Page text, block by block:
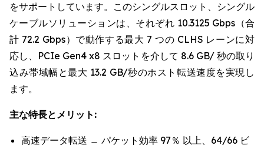
をサポートしています。このシングルスロット、シングル
ケーブルソリューションは、それぞれ 10.3125 Gbps（合
計 72.2 Gbps）で動作する最大 7 つの CLHS レーンに対
応し、PCIe Gen4 x8 スロットを介して 8.6 GB/ 秒の取り
込み帯域幅と最大 13.2 GB/秒のホスト転送速度を実現し
ます。
主な特長とメリット:
高速データ転送 ̶ パケット効率 97％ 以上、64/66 ビ